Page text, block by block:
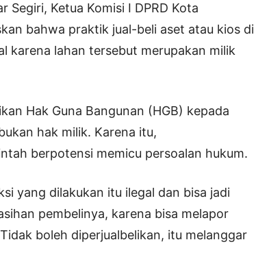
Segiri, Ketua Komisi I DPRD Kota
bahwa praktik jual-beli aset atau kios di
karena lahan tersebut merupakan milik
Hak Guna Bangunan (HGB) kepada
hak milik. Karena itu,
berpotensi memicu persoalan hukum.
yang dilakukan itu ilegal dan bisa jadi
pembelinya, karena bisa melapor
boleh diperjualbelikan, itu melanggar